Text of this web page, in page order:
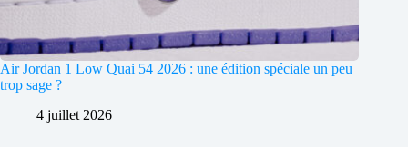
Air Jordan 1 Low Quai 54 2026 : une édition spéciale un peu
trop sage ?
4 juillet 2026